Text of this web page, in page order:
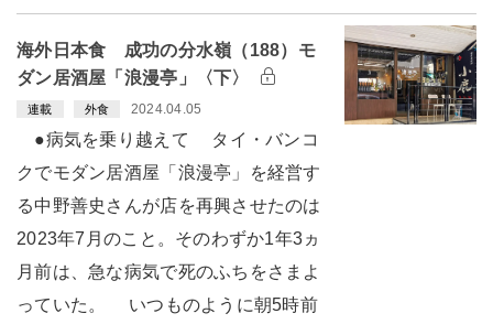
海外日本食 成功の分水嶺（188）モ
ダン居酒屋「浪漫亭」〈下〉
連載 外食 2024.04.05
●病気を乗り越えて タイ・バンコ
クでモダン居酒屋「浪漫亭」を経営す
る中野善史さんが店を再興させたのは
2023年7月のこと。そのわずか1年3ヵ
月前は、急な病気で死のふちをさまよ
っていた。 いつものように朝5時前